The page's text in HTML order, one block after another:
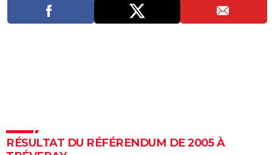
Destinations
Voyage nature
Voyage de noces
Dictionnaire
Biographies
Citations
Expressions
Proverbes
PROGRAMME TV
RÉSULTAT DU RÉFÉRENDUM DE 2005 À